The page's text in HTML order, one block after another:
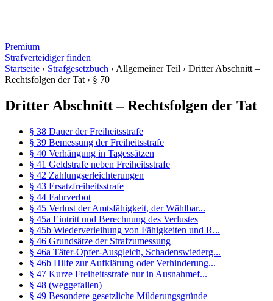
Premium
Strafverteidiger finden
Startseite › Strafgesetzbuch › Allgemeiner Teil › Dritter Abschnitt –
Rechtsfolgen der Tat › § 70
Dritter Abschnitt – Rechtsfolgen der Tat
§ 38 Dauer der Freiheitsstrafe
§ 39 Bemessung der Freiheitsstrafe
§ 40 Verhängung in Tagessätzen
§ 41 Geldstrafe neben Freiheitsstrafe
§ 42 Zahlungserleichterungen
§ 43 Ersatzfreiheitsstrafe
§ 44 Fahrverbot
§ 45 Verlust der Amtsfähigkeit, der Wählbar...
§ 45a Eintritt und Berechnung des Verlustes
§ 45b Wiederverleihung von Fähigkeiten und R...
§ 46 Grundsätze der Strafzumessung
§ 46a Täter-Opfer-Ausgleich, Schadenswiederg...
§ 46b Hilfe zur Aufklärung oder Verhinderung...
§ 47 Kurze Freiheitsstrafe nur in Ausnahmef...
§ 48 (weggefallen)
§ 49 Besondere gesetzliche Milderungsgründe